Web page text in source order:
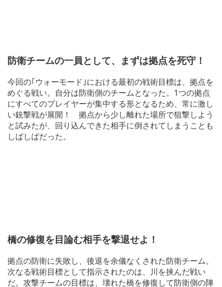
防衛チームの一員として、まずは拠点を死守！
今回の｢ウォーモード｣における最初の戦術目標は、拠点を
めぐる戦い。自分は防衛側のチームとなった。1つの拠点
にすべてのプレイヤーが集中する形となるため、常に激し
い銃撃戦が展開！ 拠点から少し離れた場所で狙撃しよう
と試みたが、回り込んできた相手に倒されてしまうことも
しばしばだった。
橋の修復を目論む相手を撃退せよ！
拠点の防衛に失敗し、後退を余儀なくされた防衛チーム。
次なる戦術目標として指示されたのは、川を挟んだ戦い
だ。攻撃チームの目標は、壊れた橋を修復して防衛側の陣